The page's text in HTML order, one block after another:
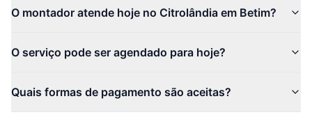
O montador atende hoje no Citrolândia em Betim?
O serviço pode ser agendado para hoje?
Quais formas de pagamento são aceitas?